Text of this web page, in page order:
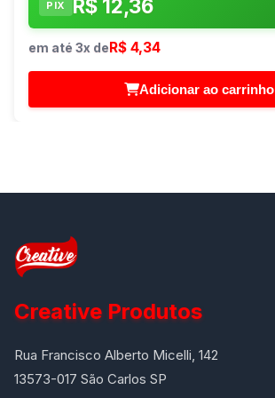
PIX R$ 12,36
em até 3x deR$ 4,34
Adicionar ao carrinho
Creative Produtos
Rua Francisco Alberto Micelli, 142
13573-017 São Carlos SP